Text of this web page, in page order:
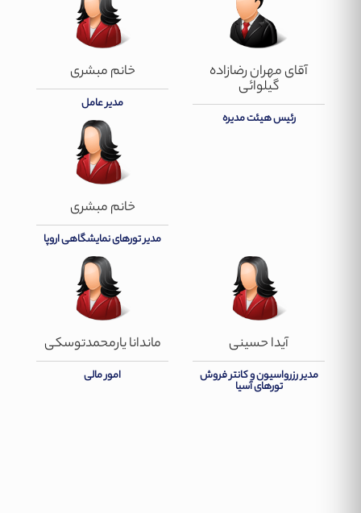
آقای مهران رضازاده
گیلوائی
رئیس هیئت مدیره
خانم مبشری
مدیر عامل
خانم مبشری
مدیر تورهای نمایشگاهی اروپا
آیدا حسینی
مدیر رزرواسیون و کانتر فروش
تورهای آسیا
ماندانا یارمحمدتوسکی
امور مالی